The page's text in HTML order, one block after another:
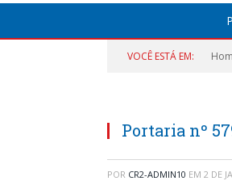
VOCÊ ESTÁ EM:
Portaria nº
POR CR2-ADMIN10 EM 2 DE